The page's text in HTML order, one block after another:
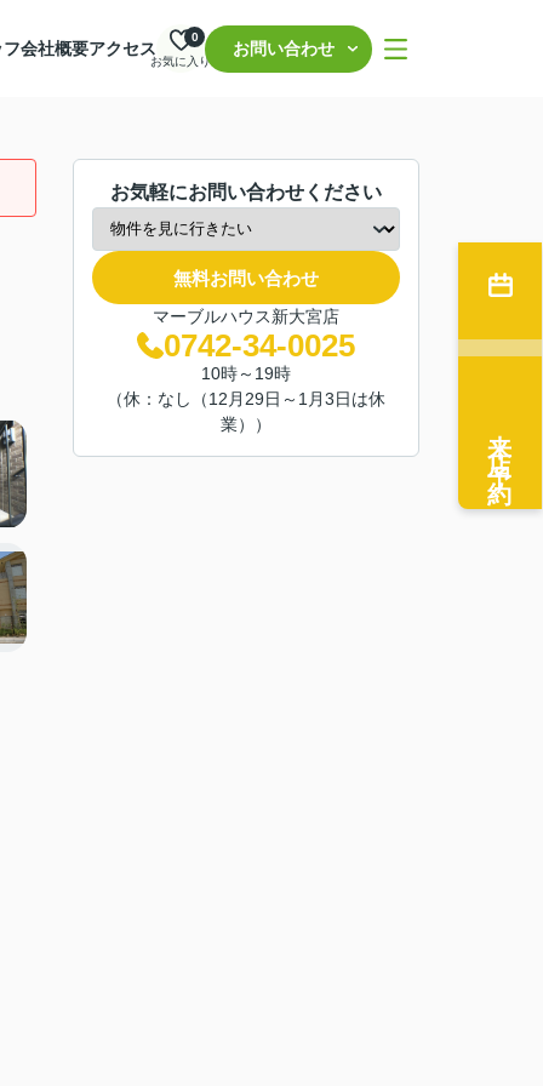
フ会社概要アクセス
お気に入り
0
お問い合わせ
お気軽にお問い合わせください
無料お問い合わせ
マーブルハウス新大宮店
0742-34-0025
10時～19時
（休：なし（12月29日～1月3日は休
業））
来店予約